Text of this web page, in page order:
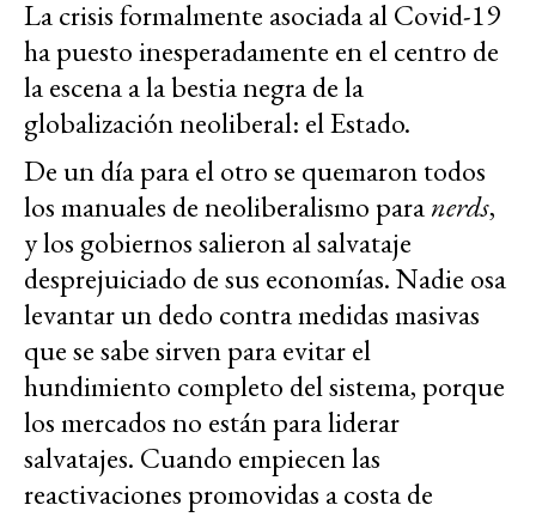
La crisis formalmente asociada al Covid-19
ha puesto inesperadamente en el centro de
la escena a la bestia negra de la
globalización neoliberal: el Estado.
De un día para el otro se quemaron todos
los manuales de neoliberalismo paranerds,
y los gobiernos salieron al salvataje
desprejuiciado de sus economías. Nadie osa
levantar un dedo contra medidas masivas
que se sabe sirven para evitar el
hundimiento completo del sistema, porque
los mercados no están para liderar
salvatajes. Cuando empiecen las
reactivaciones promovidas a costa de